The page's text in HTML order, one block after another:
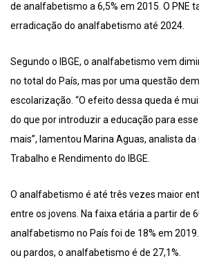
de analfabetismo a 6,5% em 2015. O PNE
erradicação do analfabetismo até 2024.
Segundo o IBGE, o analfabetismo vem
no total do País, mas por uma questão
escolarização. “O efeito dessa queda é
do que por introduzir a educação para
mais”, lamentou Marina Aguas, analista da
Trabalho e Rendimento do IBGE.
O analfabetismo é até três vezes maior
entre os jovens. Na faixa etária a partir de
analfabetismo no País foi de 18% em
ou pardos, o analfabetismo é de 27,1%.